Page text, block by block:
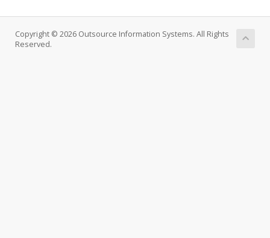
Copyright © 2026 Outsource Information Systems. All Rights
Reserved.